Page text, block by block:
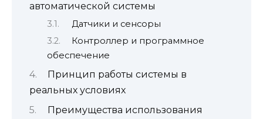
автоматической системы
Датчики и сенсоры
Контроллер и программное
обеспечение
Принцип работы системы в
реальных условиях
Преимущества использования